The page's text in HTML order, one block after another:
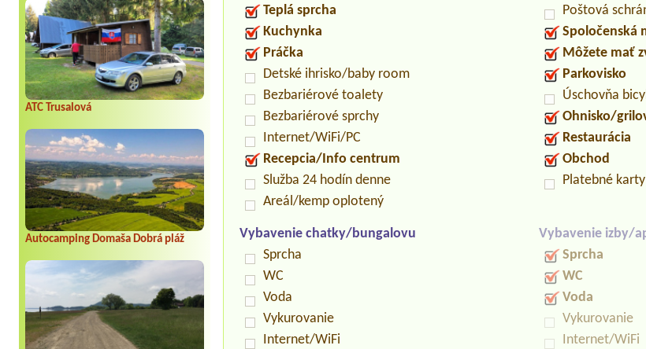
ATC Trusalová
Autocamping Domaša Dobrá pláž
Teplá sprcha
Kuchynka
Práčka
Detské ihrisko/baby room
Bezbariérové toalety
Bezbariérové sprchy
Internet/WiFi/PC
Recepcia/Info centrum
Služba 24 hodín denne
Areál/kemp oplotený
Poštová
Spoločenská
Môžete mať
Parkovisko
Úschovňa
Ohnisko/
Restaurácia
Obchod
Platebné karty
Vybavenie chatky/bungalovu
Sprcha
WC
Voda
Vykurovanie
Internet/WiFi
Vybavenie izby/
Sprcha
WC
Voda
Vykurovanie
Internet/WiFi